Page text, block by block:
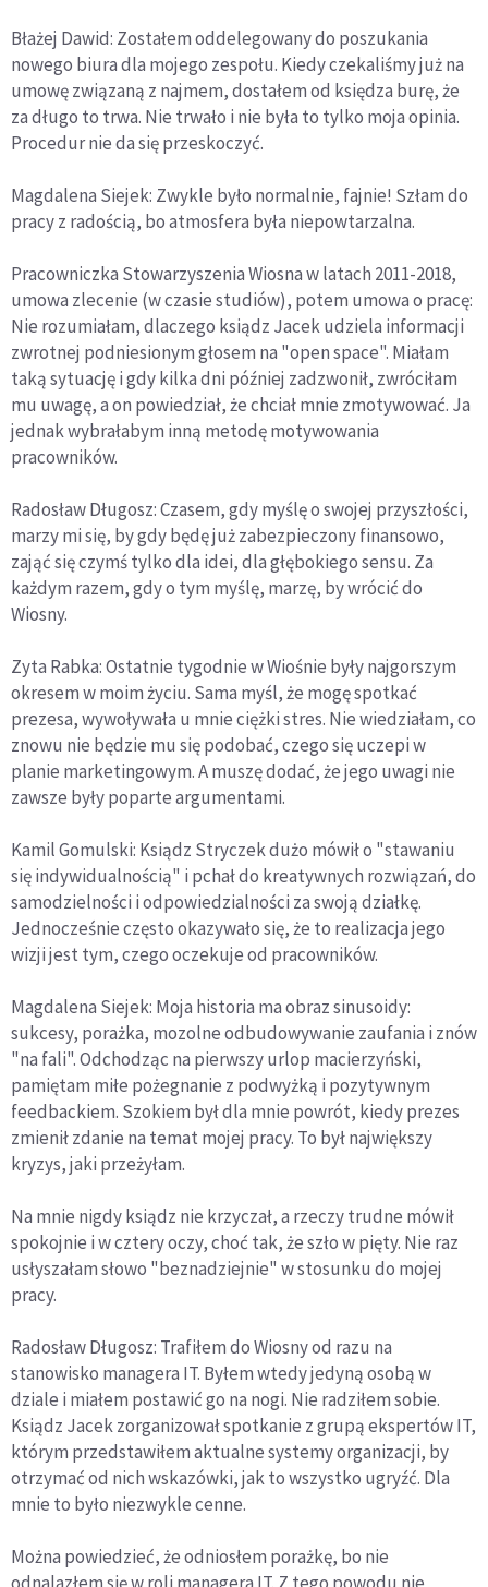
Błażej Dawid: Zostałem oddelegowany do poszukania
nowego biura dla mojego zespołu. Kiedy czekaliśmy już na
umowę związaną z najmem, dostałem od księdza burę, że
za długo to trwa. Nie trwało i nie była to tylko moja opinia.
Procedur nie da się przeskoczyć.
Magdalena Siejek: Zwykle było normalnie, fajnie! Szłam do
pracy z radością, bo atmosfera była niepowtarzalna.
Pracowniczka Stowarzyszenia Wiosna w latach 2011-2018,
umowa zlecenie (w czasie studiów), potem umowa o pracę:
Nie rozumiałam, dlaczego ksiądz Jacek udziela informacji
zwrotnej podniesionym głosem na "open space". Miałam
taką sytuację i gdy kilka dni później zadzwonił, zwróciłam
mu uwagę, a on powiedział, że chciał mnie zmotywować. Ja
jednak wybrałabym inną metodę motywowania
pracowników.
Radosław Długosz: Czasem, gdy myślę o swojej przyszłości,
marzy mi się, by gdy będę już zabezpieczony finansowo,
zająć się czymś tylko dla idei, dla głębokiego sensu. Za
każdym razem, gdy o tym myślę, marzę, by wrócić do
Wiosny.
Zyta Rabka: Ostatnie tygodnie w Wiośnie były najgorszym
okresem w moim życiu. Sama myśl, że mogę spotkać
prezesa, wywoływała u mnie ciężki stres. Nie wiedziałam, co
znowu nie będzie mu się podobać, czego się uczepi w
planie marketingowym. A muszę dodać, że jego uwagi nie
zawsze były poparte argumentami.
Kamil Gomulski: Ksiądz Stryczek dużo mówił o "stawaniu
się indywidualnością" i pchał do kreatywnych rozwiązań, do
samodzielności i odpowiedzialności za swoją działkę.
Jednocześnie często okazywało się, że to realizacja jego
wizji jest tym, czego oczekuje od pracowników.
Magdalena Siejek: Moja historia ma obraz sinusoidy:
sukcesy, porażka, mozolne odbudowywanie zaufania i znów
"na fali". Odchodząc na pierwszy urlop macierzyński,
pamiętam miłe pożegnanie z podwyżką i pozytywnym
feedbackiem. Szokiem był dla mnie powrót, kiedy prezes
zmienił zdanie na temat mojej pracy. To był największy
kryzys, jaki przeżyłam.
Na mnie nigdy ksiądz nie krzyczał, a rzeczy trudne mówił
spokojnie i w cztery oczy, choć tak, że szło w pięty. Nie raz
usłyszałam słowo "beznadziejnie" w stosunku do mojej
pracy.
Radosław Długosz: Trafiłem do Wiosny od razu na
stanowisko managera IT. Byłem wtedy jedyną osobą w
dziale i miałem postawić go na nogi. Nie radziłem sobie.
Ksiądz Jacek zorganizował spotkanie z grupą ekspertów IT,
którym przedstawiłem aktualne systemy organizacji, by
otrzymać od nich wskazówki, jak to wszystko ugryźć. Dla
mnie to było niezwykle cenne.
Można powiedzieć, że odniosłem porażkę, bo nie